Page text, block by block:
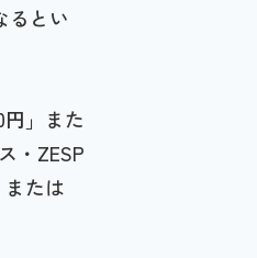
るとい
」また
・ZESP
たは